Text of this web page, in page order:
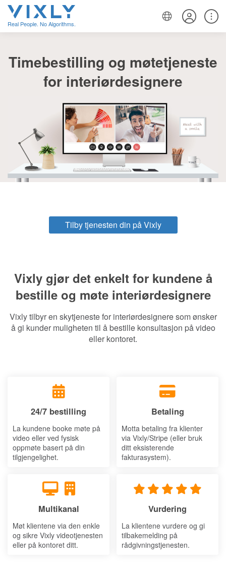
Real People. No Algorithms.
Timebestilling og møtetjeneste
for interiørdesignere
Tilby tjenesten din på Vixly
Vixly gjør det enkelt for kundene å
bestille og møte interiørdesignere
Vixly tilbyr en skytjeneste for interiørdesignere som ønsker
å gi kunder muligheten til å bestille konsultasjon på video
eller kontoret.
24/7 bestilling
La kundene booke møte på
video eller ved fysisk
oppmøte basert på din
tilgjengelighet.
Betaling
Motta betaling fra klienter
via Vixly/Stripe (eller bruk
ditt eksisterende
fakturasystem).
Multikanal
Møt klientene via den enkle
og sikre Vixly videotjenesten
eller på kontoret ditt.
Vurdering
La klientene vurdere og gi
tilbakemelding på
rådgivningstjenesten.